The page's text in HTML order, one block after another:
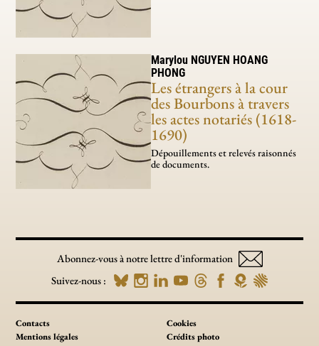
Marylou NGUYEN HOANG
PHONG
Les étrangers à la cour
des Bourbons à travers
les actes notariés (1618-
1690)
Dépouillements et relevés raisonnés
de documents.
Abonnez-vous à notre lettre d'information
Suivez-nous :
Contacts
Mentions légales
Cookies
Crédits photo